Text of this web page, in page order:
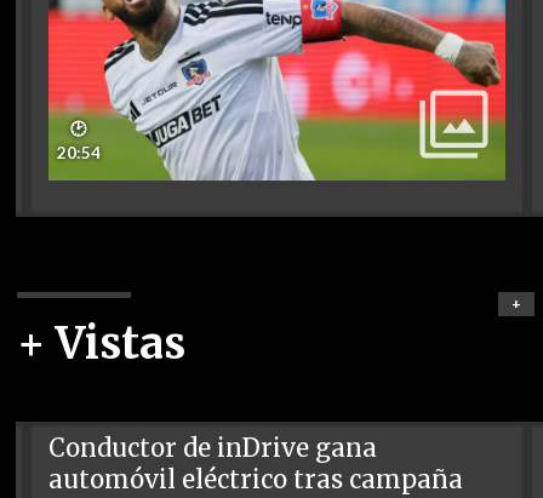
🕑
20:54
+ Vistas
+
Conductor de inDrive gana
automóvil eléctrico tras campaña